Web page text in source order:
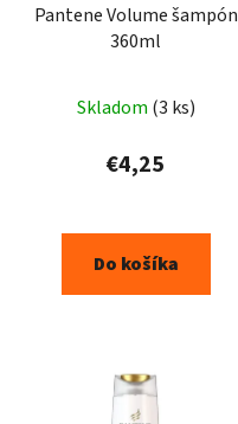
Pantene Volume šampón
360ml
Skladom (3 ks)
€4,25
Do košíka